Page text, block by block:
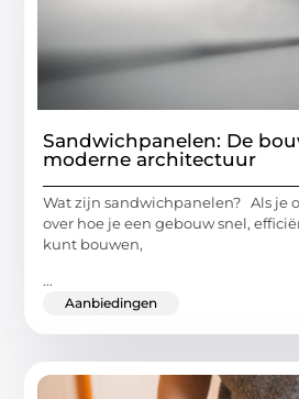
Sandwichpanelen: De
moderne architectuur
Wat zijn sandwichpanelen? Als je
over hoe je een gebouw snel,
kunt bouwen,
...
Aanbiedingen